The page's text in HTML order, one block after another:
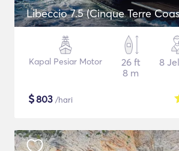
Libeccio 7.5 (Cinque Terre
Kapal Pesiar Motor
26 ft
8 m
8
$803 /hari